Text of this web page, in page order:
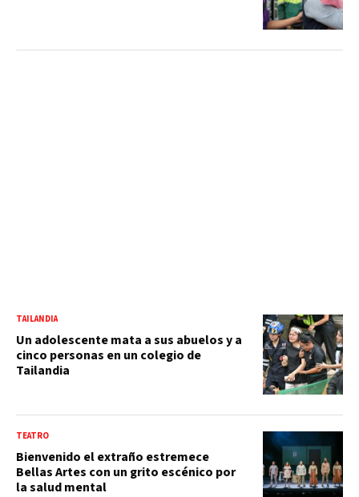
TAILANDIA
Un adolescente mata a sus abuelos y a
cinco personas en un colegio de
Tailandia
TEATRO
Bienvenido el extraño estremece
Bellas Artes con un grito escénico por
la salud mental